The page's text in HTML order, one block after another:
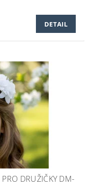
DETAIL
DRUŽIČKY DM-